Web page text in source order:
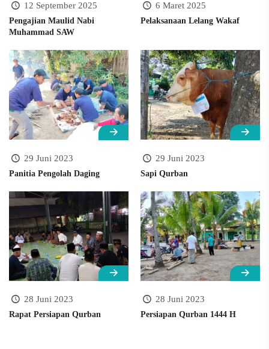
12 September 2025
Pengajian Maulid Nabi
Muhammad SAW
6 Maret 2025
Pelaksanaan Lelang Wakaf
29 Juni 2023
Panitia Pengolah Daging
29 Juni 2023
Sapi Qurban
28 Juni 2023
Rapat Persiapan Qurban
28 Juni 2023
Persiapan Qurban 1444 H